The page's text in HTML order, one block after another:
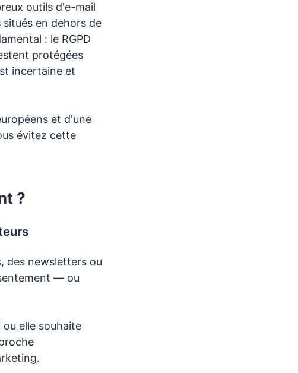
outils d'e-mail
en dehors de
: le RGPD
protégées
incertaine et
et d'une
évitez cette
?
des newsletters ou
— ou
elle souhaite